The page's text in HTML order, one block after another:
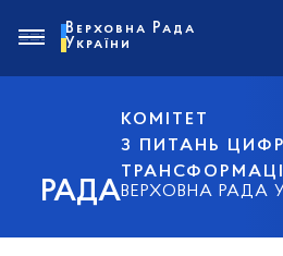
РАДА
КОМІТЕТ
З ПИТАНЬ
ТРАНСФОРМАЦІЇ
ВЕРХОВНА РАДА
Верховна Рада
України